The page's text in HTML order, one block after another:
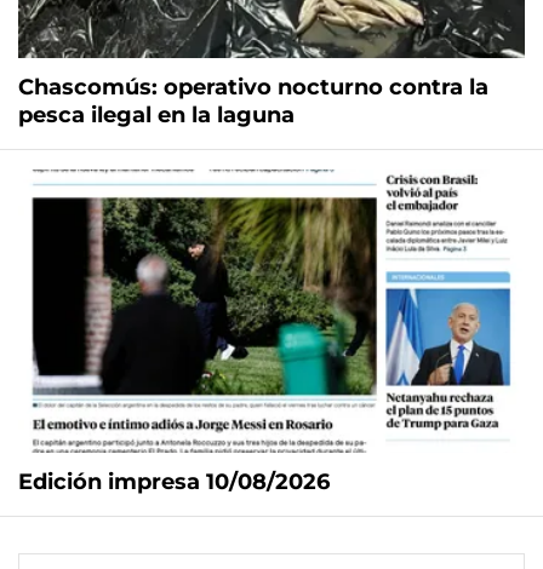
Chascomús: operativo nocturno contra la
pesca ilegal en la laguna
Edición impresa 10/08/2026